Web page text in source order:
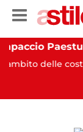
costanti attività